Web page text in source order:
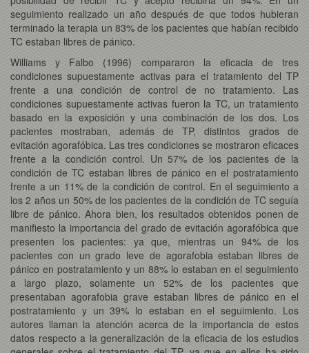
seguimiento realizado un año después de que todos hubieran
terminado la terapia un 83% de los pacientes que habían recibido
TC estaban libres de pánico.
Williams y Falbo (1996) compararon la eficacia de tres
condiciones supuestamente activas para el tratamiento del TP
frente a una condición de control de no tratamiento. Las
condiciones supuestamente activas fueron la TC, un tratamiento
basado en la exposición y una combinación de los dos. Los
pacientes mostraban, además de TP, distintos grados de
evitación agorafóbica. Las tres condiciones se mostraron eficaces
frente a la condición control. Un 57% de los pacientes de la
condición de TC estaban libres de pánico en el postratamiento
frente a un 11% de la condición de control. En el seguimiento a
los 2 años un 50% de los pacientes de la condición de TC seguía
libre de pánico. Ahora bien, los resultados obtenidos ponen de
manifiesto la importancia del grado de evitación agorafóbica que
presenten los pacientes: ya que, mientras un 94% de los
pacientes con un grado leve de agorafobia estaban libres de
pánico en postratamiento y un 88% lo estaban en el seguimiento
a largo plazo, solamente un 52% de los pacientes que
presentaban agorafobia grave estaban libres de pánico en el
postratamiento y un 39% lo estaban en el seguimiento. Los
autores llaman la atención acerca de la importancia de estos
datos respecto a la generalización de la eficacia de los estudios